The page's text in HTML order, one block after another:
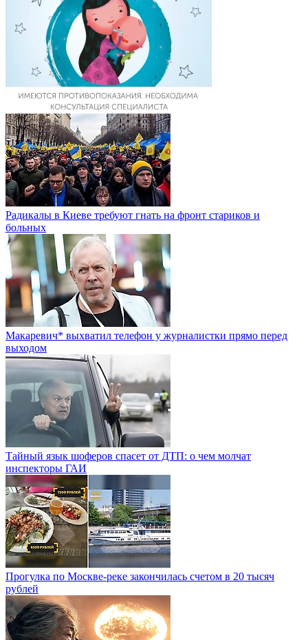
Радикалы в Киеве требуют гнать на фронт стариков и
больных
Макаревич* выхватил телефон у журналистки прямо перед
выходом
Тайный язык шоферов спасет от ДТП: о чем молчат
инспекторы ГАИ
Прогулка по Москве-реке закончилась счетом в 20 тысяч
рублей